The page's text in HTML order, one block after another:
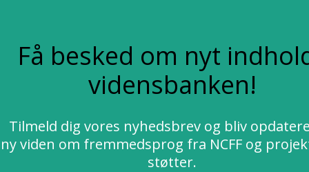
Få besked om nyt
vidensbanken!
Tilmeld dig vores nyhedsbrev og bliv
ny viden om fremmedsprog fra NCFF og
støtter.